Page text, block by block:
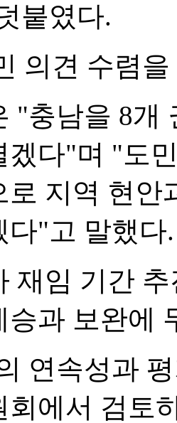
붙였다.
의견 수렴
"충남을 8개
겠다"며 "도
로 지역 현안
다"고 말했다.
재임 기간
승과 보완에
연속성과
회에서 검토